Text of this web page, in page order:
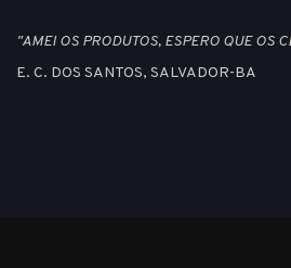
"AMEI OS PRODUTOS, ESPERO QUE OS
E. C. DOS SANTOS, SALVADOR-BA